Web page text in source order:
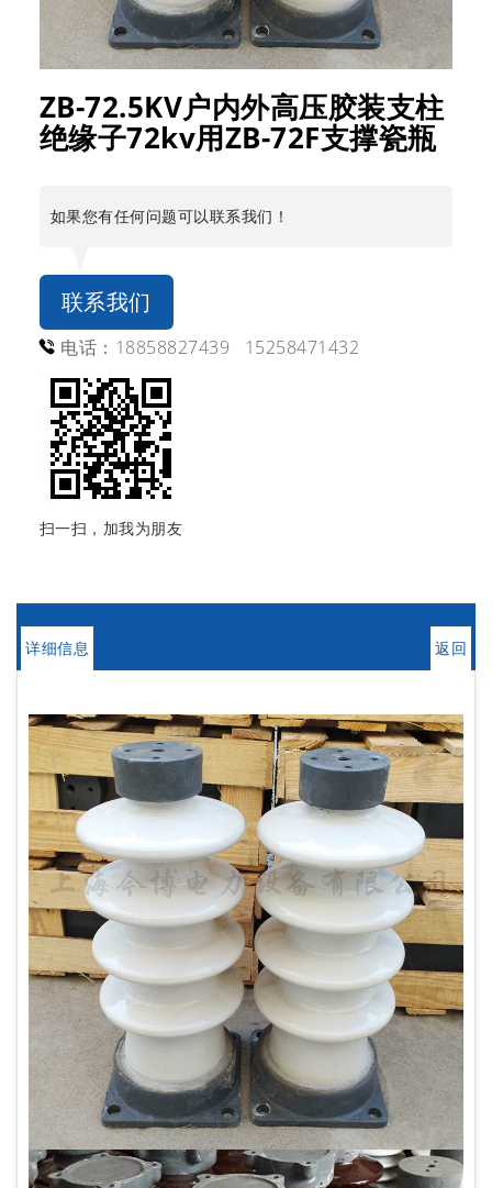
ZB-72.5KV户内外高压胶装支柱
绝缘子72kv用ZB-72F支撑瓷瓶
如果您有任何问题可以联系我们！
联系我们
电话：18858827439 15258471432
扫一扫，加我为朋友
详细信息 返回